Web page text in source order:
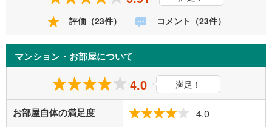
評価（23件）
コメント（23件）
マンション・お部屋について
4.0 満足！
お部屋自体の満足度 4.0